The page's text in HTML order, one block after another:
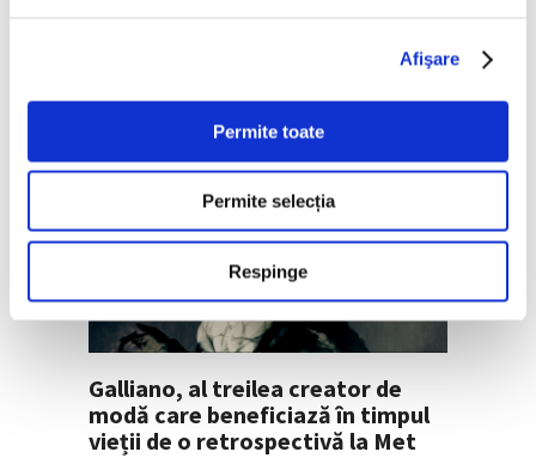
Afişare
Permite toate
Permite selecția
Respinge
Galliano, al treilea creator de
modă care beneficiază în timpul
vieții de o retrospectivă la Met